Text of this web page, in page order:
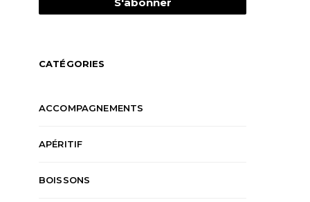
CATÉGORIES
ACCOMPAGNEMENTS
APÉRITIF
BOISSONS